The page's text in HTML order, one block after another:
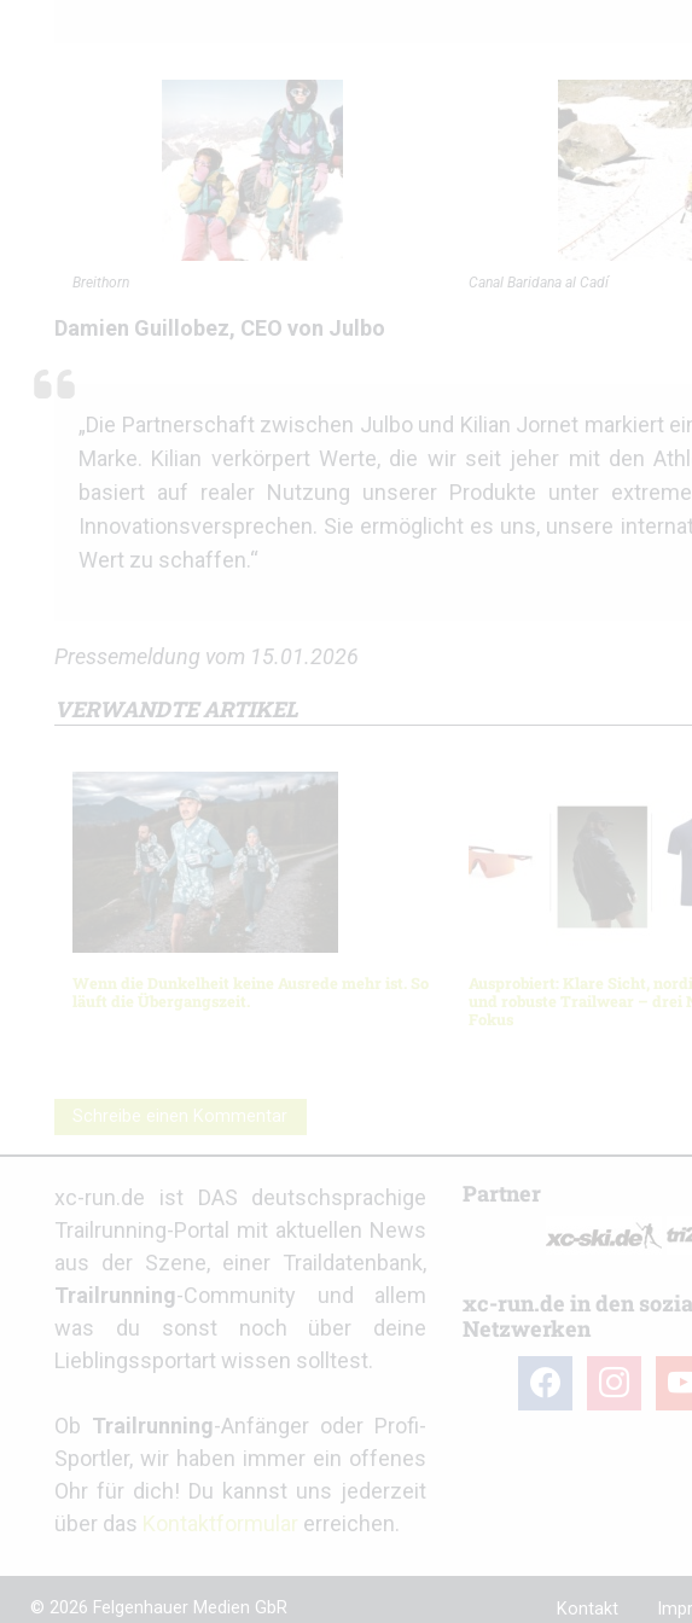
Breithorn Canal Baridana al Cadí
Damien Guillobez, CEO von Julbo
„Die Partnerschaft zwischen Julbo und Kilian Jornet markiert
Marke. Kilian verkörpert Werte, die wir seit jeher mit den
basiert auf realer Nutzung unserer Produkte unter
Innovationsversprechen. Sie ermöglicht es uns, unsere
Wert zu schaffen.“
Pressemeldung vom 15.01.2026
VERWANDTE ARTIKEL
Wenn die Dunkelheit keine Ausrede mehr ist. So
läuft die Übergangszeit.
Ausprobiert: Klare Sicht,
und robuste Trailwear – drei
Fokus
Schreibe einen Kommentar
xc-run.de ist DAS deutschsprachige
Trailrunning-Portal mit aktuellen News
aus der Szene, einer Traildatenbank,
Trailrunning-Community und allem
was du sonst noch über deine
Lieblingssportart wissen solltest.
Ob Trailrunning-Anfänger oder Profi-
Sportler, wir haben immer ein offenes
Ohr für dich! Du kannst uns jederzeit
über das Kontaktformular erreichen.
Partner
xc-run.de in den
Netzwerken
facebookinstagram
© 2026 Felgenhauer Medien GbR Kontakt